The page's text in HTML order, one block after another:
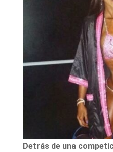
Detrás de una